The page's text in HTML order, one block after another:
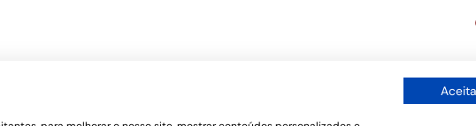
Inc., Google LLC, tampouco oferece serviços públicos oficiais. Somos
de acordo com a legislação vigente e o Código de Ética e Disciplina da